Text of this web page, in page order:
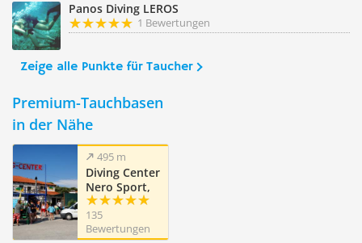
Panos Diving LEROS
1 Bewertungen
Zeige alle Punkte für Taucher
Premium-Tauchbasen
in der Nähe
495 m
Diving Center
Nero Sport,
Zakynthos
135
Bewertungen